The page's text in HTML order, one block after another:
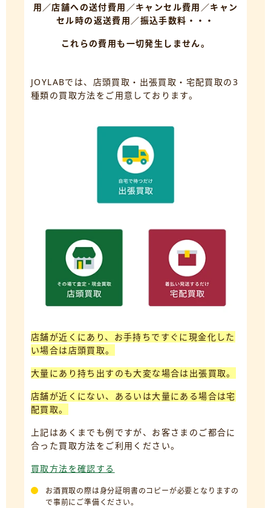
用／店舗への送付費用／キャンセル費用／キャン
セル時の返送費用／振込手数料・・・
これらの費用も一切発生しません。
JOYLABでは、店頭買取・出張買取・宅配買取の3
種類の買取方法をご用意しております。
店舗が近くにあり、お手持ちですぐに現金化した
い場合は店頭買取。
大量にあり持ち出すのも大変な場合は出張買取。
店舗が近くにない、あるいは大量にある場合は宅
配買取。
上記はあくまでも例ですが、お客さまのご都合に
合った買取方法をご利用ください。
買取方法を確認する
お酒買取の際は身分証明書のコピーが必要となりますの
で事前にご準備ください。